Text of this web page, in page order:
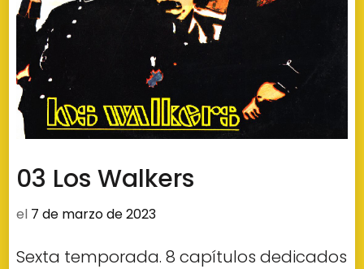
03 Los Walkers
el 7 de marzo de 2023
Sexta temporada. 8 capítulos dedicados